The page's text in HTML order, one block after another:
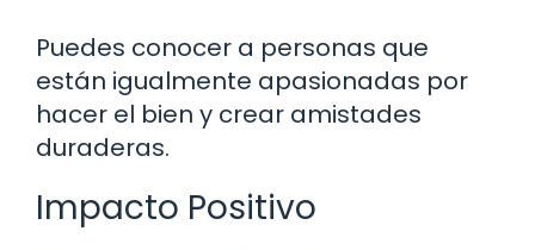
Puedes conocer a personas que
están igualmente apasionadas por
hacer el bien y crear amistades
duraderas.
Impacto Positivo